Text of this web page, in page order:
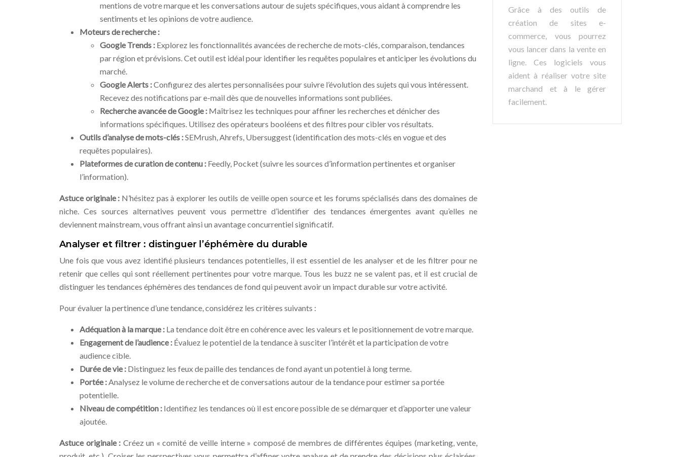
mentions de votre marque et les conversations autour de sujets spécifiques, vous aidant à comprendre les
sentiments et les opinions de votre audience.
Moteurs de recherche :
Google Trends : Explorez les fonctionnalités avancées de recherche de mots-clés, comparaison, tendances
par région et prévisions. Cet outil est idéal pour identifier les requêtes populaires et anticiper les évolutions du
marché.
Google Alerts :Configurez des alertes personnalisées pour suivre l’évolution des sujets qui vous intéressent.
Recevez des notifications par e-mail dès que de nouvelles informations sont publiées.
Recherche avancée de Google : Maîtrisez les techniques pour affiner les recherches et dénicher des
informations spécifiques. Utilisez des opérateurs booléens et des filtres pour cibler vos résultats.
Outils d’analyse de mots-clés :SEMrush, Ahrefs, Ubersuggest (identification des mots-clés en vogue et des
requêtes populaires).
Plateformes de curation de contenu : Feedly, Pocket (suivre les sources d’information pertinentes et organiser
l’information).
Astuce originale : N’hésitez pas à explorer les outils de veille open source et les forums spécialisés dans des domaines de
niche. Ces sources alternatives peuvent vous permettre d’identifier des tendances émergentes avant qu’elles ne
deviennent mainstream, vous offrant ainsi un avantage concurrentiel significatif.
Analyser et filtrer : distinguer l’éphémère du durable
Une fois que vous avez identifié plusieurs tendances potentielles, il est essentiel de les analyser et de les filtrer pour ne
retenir que celles qui sont réellement pertinentes pour votre marque. Tous les buzz ne se valent pas, et il est crucial de
distinguer les tendances éphémères des tendances de fond qui peuvent avoir un impact durable sur votre activité.
Pour évaluer la pertinence d’une tendance, considérez les critères suivants :
Adéquation à la marque : La tendance doit être en cohérence avec les valeurs et le positionnement de votre marque.
Engagement de l’audience : Évaluez le potentiel de la tendance à susciter l’intérêt et la participation de votre
audience cible.
Durée de vie : Distinguez les feux de paille des tendances de fond ayant un potentiel à long terme.
Portée :Analysez le volume de recherche et de conversations autour de la tendance pour estimer sa portée
potentielle.
Niveau de compétition : Identifiez les tendances où il est encore possible de se démarquer et d’apporter une valeur
ajoutée.
Astuce originale : Créez un « comité de veille interne » composé de membres de différentes équipes (marketing, vente,
Grâce à des outils de
création de sites e-
commerce, vous pourrez
vous lancer dans la vente en
ligne. Ces logiciels vous
aident à réaliser votre site
marchand et à le gérer
facilement.